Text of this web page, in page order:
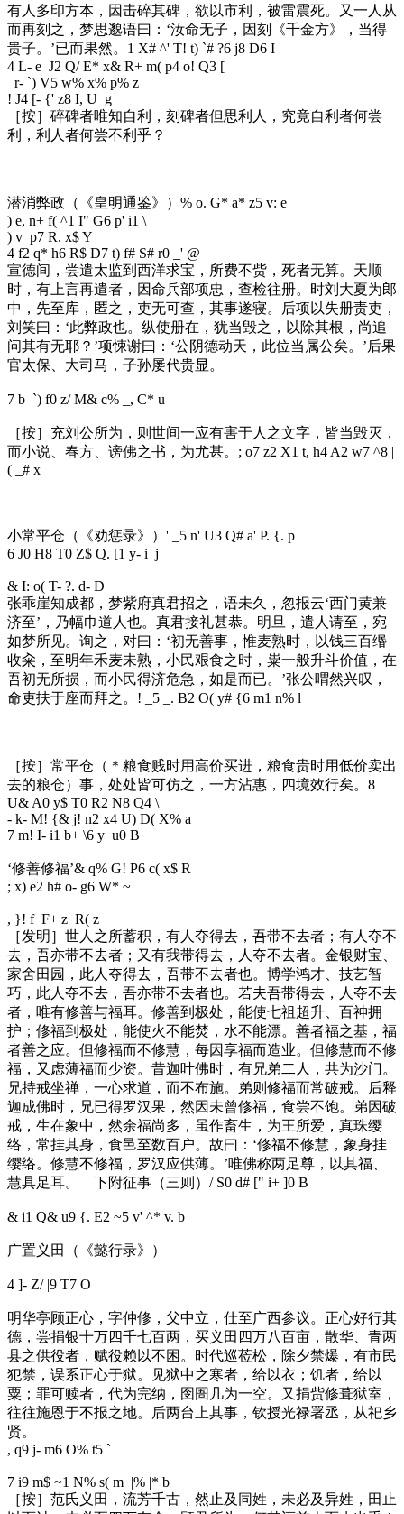
有人多印方本，因击碎其碑，欲以市利，被雷震死。又一人从
而再刻之，梦思邈语曰：‘汝命无子，因刻《千金方》，当得
贵子。’已而果然。 1 X# ^' T! t) `# ?6 j8 D6 I
4 L- e J2 Q/ E* x& R+ m( p4 o! Q3 [
r- `) V5 w% x% p% z
! J4 [- {' z8 I, U g
［按］碎碑者唯知自利，刻碑者但思利人，究竟自利者何尝
利，利人者何尝不利乎？
潜消弊政（《皇明通鉴》） % o. G* a* z5 v: e
) e, n+ f( ^1 I" G6 p' i1 \
) v p7 R. x$ Y
4 f2 q* h6 R$ D7 t) f# S# r0 _' @
宣德间，尝遣太监到西洋求宝，所费不赀，死者无算。天顺
时，有上言再遣者，因命兵部项忠，查检往册。时刘大夏为郎
中，先至库，匿之，吏无可查，其事遂寝。后项以失册责吏，
刘笑曰：‘此弊政也。纵使册在，犹当毁之，以除其根，尚追
问其有无耶？’项悚谢曰：‘公阴德动天，此位当属公矣。’后果
官太保、大司马，子孙屡代贵显。
7 b `) f0 z/ M& c% _, C* u
［按］充刘公所为，则世间一应有害于人之文字，皆当毁灭，
而小说、春方、谤佛之书，为尤甚。 ; o7 z2 X1 t, h4 A2 w7 ^8 |
( _# x
小常平仓（《劝惩录》） ' _5 n' U3 Q# a' P. {. p
6 J0 H8 T0 Z$ Q. [1 y- i j
& I: o( T- ?. d- D
张乖崖知成都，梦紫府真君招之，语未久，忽报云‘西门黄兼
济至’，乃幅巾道人也。真君接礼甚恭。明旦，遣人请至，宛
如梦所见。询之，对曰：‘初无善事，惟麦熟时，以钱三百缗
收籴，至明年禾麦未熟，小民艰食之时，粜一般升斗价值，在
吾初无所损，而小民得济危急，如是而已。’张公喟然兴叹，
命吏扶于座而拜之。 ! _5 _. B2 O( y# {6 m1 n% l
［按］常平仓（＊粮食贱时用高价买进，粮食贵时用低价卖出
去的粮仓）事，处处皆可仿之，一方沾惠，四境效行矣。 8
U& A0 y$ T0 R2 N8 Q4 \
- k- M! {& j! n2 x4 U) D( X% a
7 m! I- i1 b+ \6 y u0 B
‘修善修福’& q% G! P6 c( x$ R
; x) e2 h# o- g6 W* ~
, }! f F+ z R( z
［发明］世人之所蓄积，有人夺得去，吾带不去者；有人夺不
去，吾亦带不去者；又有我带得去，人夺不去者。金银财宝、
家舍田园，此人夺得去，吾带不去者也。博学鸿才、技艺智
巧，此人夺不去，吾亦带不去者也。若夫吾带得去，人夺不去
者，唯有修善与福耳。修善到极处，能使七祖超升、百神拥
护；修福到极处，能使火不能焚，水不能漂。善者福之基，福
者善之应。但修福而不修慧，每因享福而造业。但修慧而不修
福，又虑薄福而少资。昔迦叶佛时，有兄弟二人，共为沙门。
兄持戒坐禅，一心求道，而不布施。弟则修福而常破戒。后释
迦成佛时，兄已得罗汉果，然因未曾修福，食尝不饱。弟因破
戒，生在象中，然余福尚多，虽作畜生，为王所爱，真珠缨
络，常挂其身，食邑至数百户。故曰：‘修福不修慧，象身挂
缨络。修慧不修福，罗汉应供薄。’唯佛称两足尊，以其福、
慧具足耳。 下附征事（三则） / S0 d# [" i+ ]0 B
& i1 Q& u9 {. E2 ~5 v' ^* v. b
广置义田（《懿行录》）
4 ]- Z/ |9 T7 O
明华亭顾正心，字仲修，父中立，仕至广西参议。正心好行其
德，尝捐银十万四千七百两，买义田四万八百亩，散华、青两
县之供役者，赋役赖以不困。时代巡莅松，除夕禁爆，有市民
犯禁，误系正心于狱。见狱中之寒者，给以衣；饥者，给以
粟；罪可赎者，代为完纳，囹圄几为一空。又捐赀修葺狱室，
往往施恩于不报之地。后两台上其事，钦授光禄署丞，从祀乡
贤。
, q9 j- m6 O% t5 `
7 i9 m$ ~1 N% s( m |% |* b
［按］范氏义田，流芳千古，然止及同姓，未必及异姓，田止